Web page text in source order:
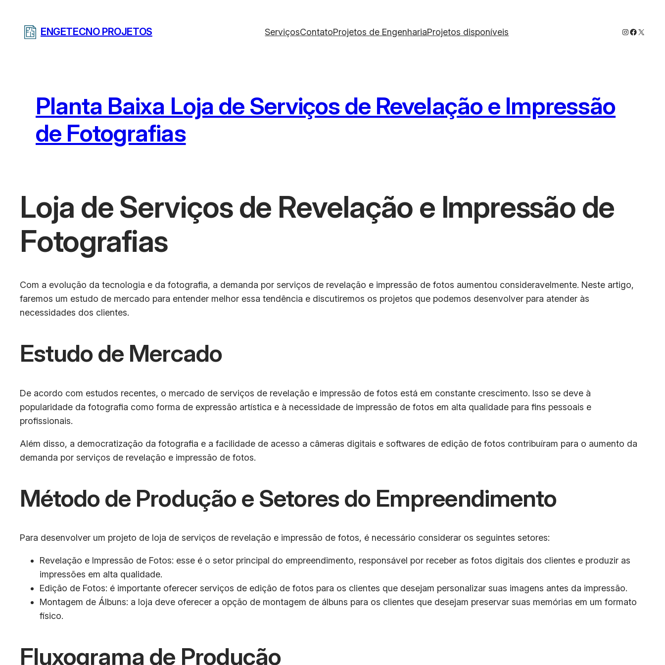
ENGETECNO PROJETOS ServiçosContatoProjetos de EngenhariaProjetos disponíveis Instagram
X
Planta Baixa Loja de Serviços de Revelação e Impressão
de Fotografias
Loja de Serviços de Revelação e Impressão de
Fotografias
Com a evolução da tecnologia e da fotografia, a demanda por serviços de revelação e impressão de fotos aumentou consideravelmente. Neste artigo,
faremos um estudo de mercado para entender melhor essa tendência e discutiremos os projetos que podemos desenvolver para atender às
necessidades dos clientes.
Estudo de Mercado
De acordo com estudos recentes, o mercado de serviços de revelação e impressão de fotos está em constante crescimento. Isso se deve à
popularidade da fotografia como forma de expressão artística e à necessidade de impressão de fotos em alta qualidade para fins pessoais e
profissionais.
Além disso, a democratização da fotografia e a facilidade de acesso a câmeras digitais e softwares de edição de fotos contribuíram para o aumento da
demanda por serviços de revelação e impressão de fotos.
Método de Produção e Setores do Empreendimento
Para desenvolver um projeto de loja de serviços de revelação e impressão de fotos, é necessário considerar os seguintes setores:
Revelação e Impressão de Fotos: esse é o setor principal do empreendimento, responsável por receber as fotos digitais dos clientes e produzir as
impressões em alta qualidade.
Edição de Fotos: é importante oferecer serviços de edição de fotos para os clientes que desejam personalizar suas imagens antes da impressão.
Montagem de Álbuns: a loja deve oferecer a opção de montagem de álbuns para os clientes que desejam preservar suas memórias em um formato
físico.
Fluxograma de Produção